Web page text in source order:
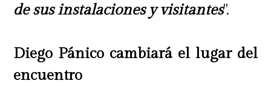
de sus instalaciones y visitantes".
Diego Pánico cambiará el lugar del
encuentro